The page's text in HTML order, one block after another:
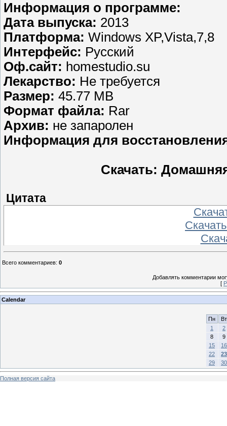
Информация о программе:
Дата выпуска: 2013
Платформа: Windows XP,Vista,7,8
Интерфейс: Русский
Оф.сайт: homestudio.su
Лекарство: Не требуется
Размер: 45.77 MB
Формат файла: Rar
Aрхив: не запаролен
Информация для
Скачать:
Цитата
Всего комментариев: 0
Добавлять комментарии
[
Calendar
Пн
Вт
1
2
8
9
15
16
22
23
29
30
Полная версия сайта